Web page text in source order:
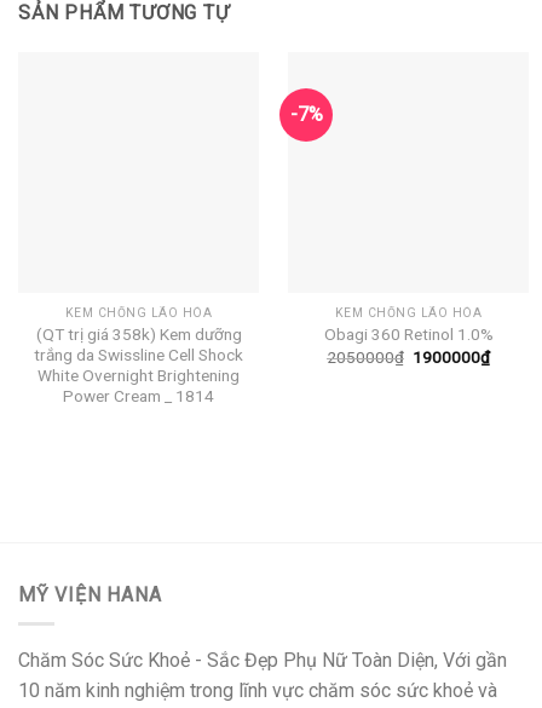
SẢN PHẨM TƯƠNG TỰ
KEM CHỐNG LÃO HÓA
(QT trị giá 358k) Kem dưỡng
trắng da Swissline Cell Shock
White Overnight Brightening
Power Cream _ 1814
-7%
KEM CHỐNG LÃO HÓA
Obagi 360 Retinol 1.0%
2050000₫ Giá
1900000₫Giá
hiện
MỸ VIỆN HANA
Chăm Sóc Sức Khoẻ - Sắc Đẹp Phụ Nữ Toàn Diện, Với gần
10 năm kinh nghiệm trong lĩnh vực chăm sóc sức khoẻ và